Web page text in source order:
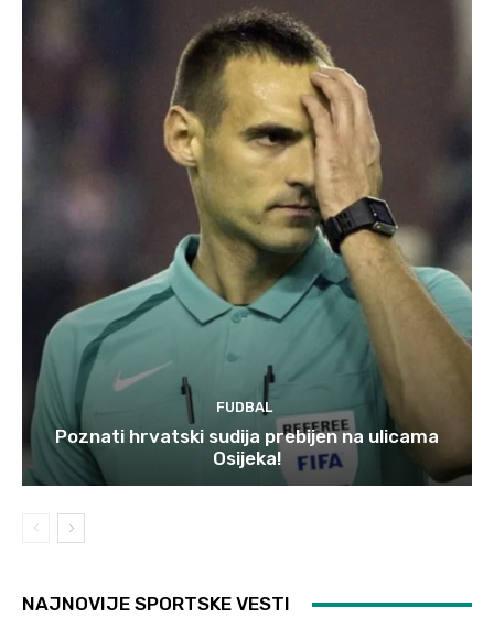
FUDBAL
Poznati hrvatski sudija prebijen na ulicama
Osijeka!
NAJNOVIJE SPORTSKE VESTI